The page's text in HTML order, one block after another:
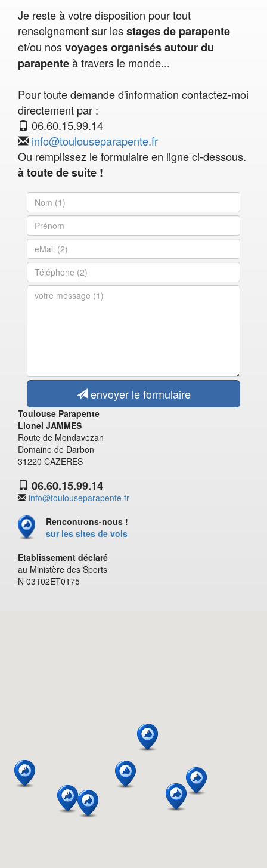
Je reste à votre disposition pour tout
renseignement sur lesstages de parapente
et/ou nosvoyages organisés autour du
parapenteà travers le monde...
Pour toute demande d'information contactez-moi
directement par :
06.60.15.99.14
info@toulouseparapente.fr
Ou remplissez le formulaire en ligne ci-dessous.
à toute de suite !
envoyer le formulaire
Toulouse Parapente
Lionel JAMMES
Route de Mondavezan
Domaine de Darbon
31220 CAZERES
06.60.15.99.14
info@toulouseparapente.fr
Rencontrons-nous !
sur les sites de vols
Etablissement déclaré
au Ministère des Sports
N 03102ET0175